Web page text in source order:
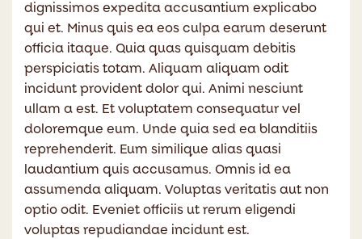
dignissimos expedita accusantium explicabo
qui et. Minus quis ea eos culpa earum deserunt
officia itaque. Quia quas quisquam debitis
perspiciatis totam. Aliquam aliquam odit
incidunt provident dolor qui. Animi nesciunt
ullam a est. Et voluptatem consequatur vel
doloremque eum. Unde quia sed ea blanditiis
reprehenderit. Eum similique alias quasi
laudantium quis accusamus. Omnis id ea
assumenda aliquam. Voluptas veritatis aut non
optio odit. Eveniet officiis ut rerum eligendi
voluptas repudiandae incidunt est.